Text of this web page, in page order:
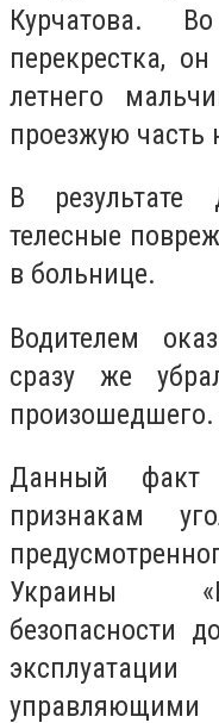
Курчатова.
перекрестка,
летнего
проезжую часть
В результате
телесные
в больнице.
Водителем
сразу же
произошедшего.
Данный
признакам
Украины
безопасности